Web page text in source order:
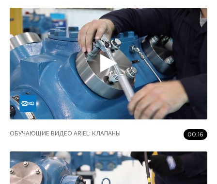
ОБУЧАЮЩИЕ ВИДЕО ARIEL: КЛАПАНЫ 00:16